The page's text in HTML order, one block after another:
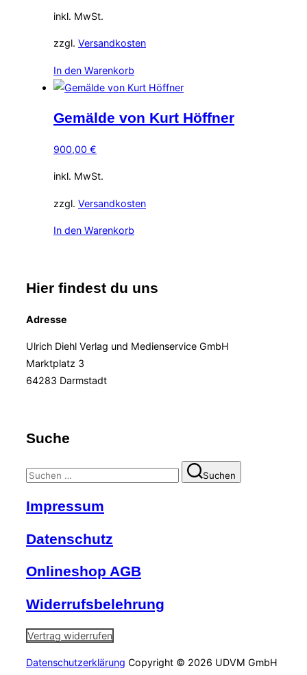
inkl. MwSt.
zzgl. Versandkosten
In den Warenkorb
Gemälde von Kurt Höffner
900,00 €
inkl. MwSt.
zzgl. Versandkosten
In den Warenkorb
Hier findest du uns
Adresse
Ulrich Diehl Verlag und Medienservice GmbH
Marktplatz 3
64283 Darmstadt
Suche
Suchen
nach:
Suchen
Impressum
Datenschutz
Onlineshop AGB
Widerrufsbelehrung
Vertrag widerrufen
Datenschutzerklärung Copyright © 2026 UDVM GmbH